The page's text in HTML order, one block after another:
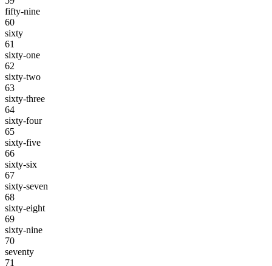
fifty-nine
60
sixty
61
sixty-one
62
sixty-two
63
sixty-three
64
sixty-four
65
sixty-five
66
sixty-six
67
sixty-seven
68
sixty-eight
69
sixty-nine
70
seventy
71